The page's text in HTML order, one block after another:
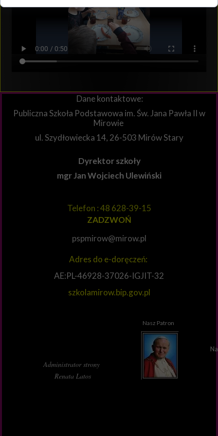
Dyrektor szkoły
mgr Jan Wojciech Ulewiński
Administrator strony
Renata Latos
Nasz Patron
Adres do e-doręczeń:
AE:PL-46928-37026-IGJIT-32
szkolamirow.bip.gov.pl
pspmirow@mirow.pl
Telefon : 48 628-39-15
ZADZWOŃ
Dane kontaktowe:
Publiczna Szkoła Podstawowa im. Św. Jana Pawła II w
Mirowie
ul. Szydłowiecka 14, 26-503 Mirów Stary